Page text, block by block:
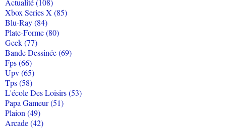
Actualité (108)
Xbox Series X (85)
Blu-Ray (84)
Plate-Forme (80)
Geek (77)
Bande Dessinée (69)
Fps (66)
Upv (65)
Tps (58)
L'école Des Loisirs (53)
Papa Gameur (51)
Plaion (49)
Arcade (42)